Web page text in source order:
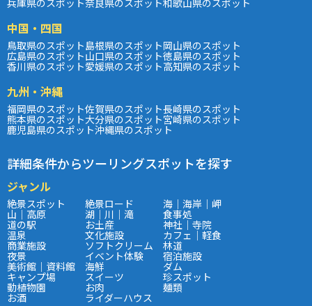
兵庫県のスポット奈良県のスポット和歌山県のスポット
中国・四国
鳥取県のスポット島根県のスポット岡山県のスポット
広島県のスポット山口県のスポット徳島県のスポット
香川県のスポット愛媛県のスポット高知県のスポット
九州・沖縄
福岡県のスポット佐賀県のスポット長崎県のスポット
熊本県のスポット大分県のスポット宮崎県のスポット
鹿児島県のスポット沖縄県のスポット
詳細条件からツーリングスポットを探す
ジャンル
絶景スポット 絶景ロード 海｜海岸｜岬
山｜高原 湖｜川｜滝 食事処
道の駅 お土産 神社｜寺院
温泉 文化施設 カフェ｜軽食
商業施設 ソフトクリーム 林道
夜景 イベント体験 宿泊施設
美術館｜資料館 海鮮 ダム
キャンプ場 スイーツ 珍スポット
動植物園 お肉 麺類
お酒 ライダーハウス